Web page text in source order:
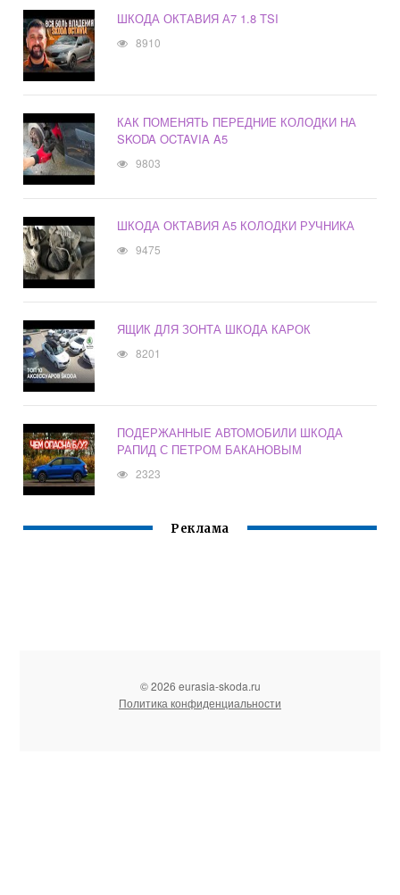
ШКОДА ОКТАВИЯ А7 1.8 TSI
8910
КАК ПОМЕНЯТЬ ПЕРЕДНИЕ КОЛОДКИ НА
SKODA OCTAVIA A5
9803
ШКОДА ОКТАВИЯ А5 КОЛОДКИ РУЧНИКА
9475
ЯЩИК ДЛЯ ЗОНТА ШКОДА КАРОК
8201
ПОДЕРЖАННЫЕ АВТОМОБИЛИ ШКОДА
РАПИД С ПЕТРОМ БАКАНОВЫМ
2323
Реклама
© 2026 eurasia-skoda.ru
Политика конфиденциальности